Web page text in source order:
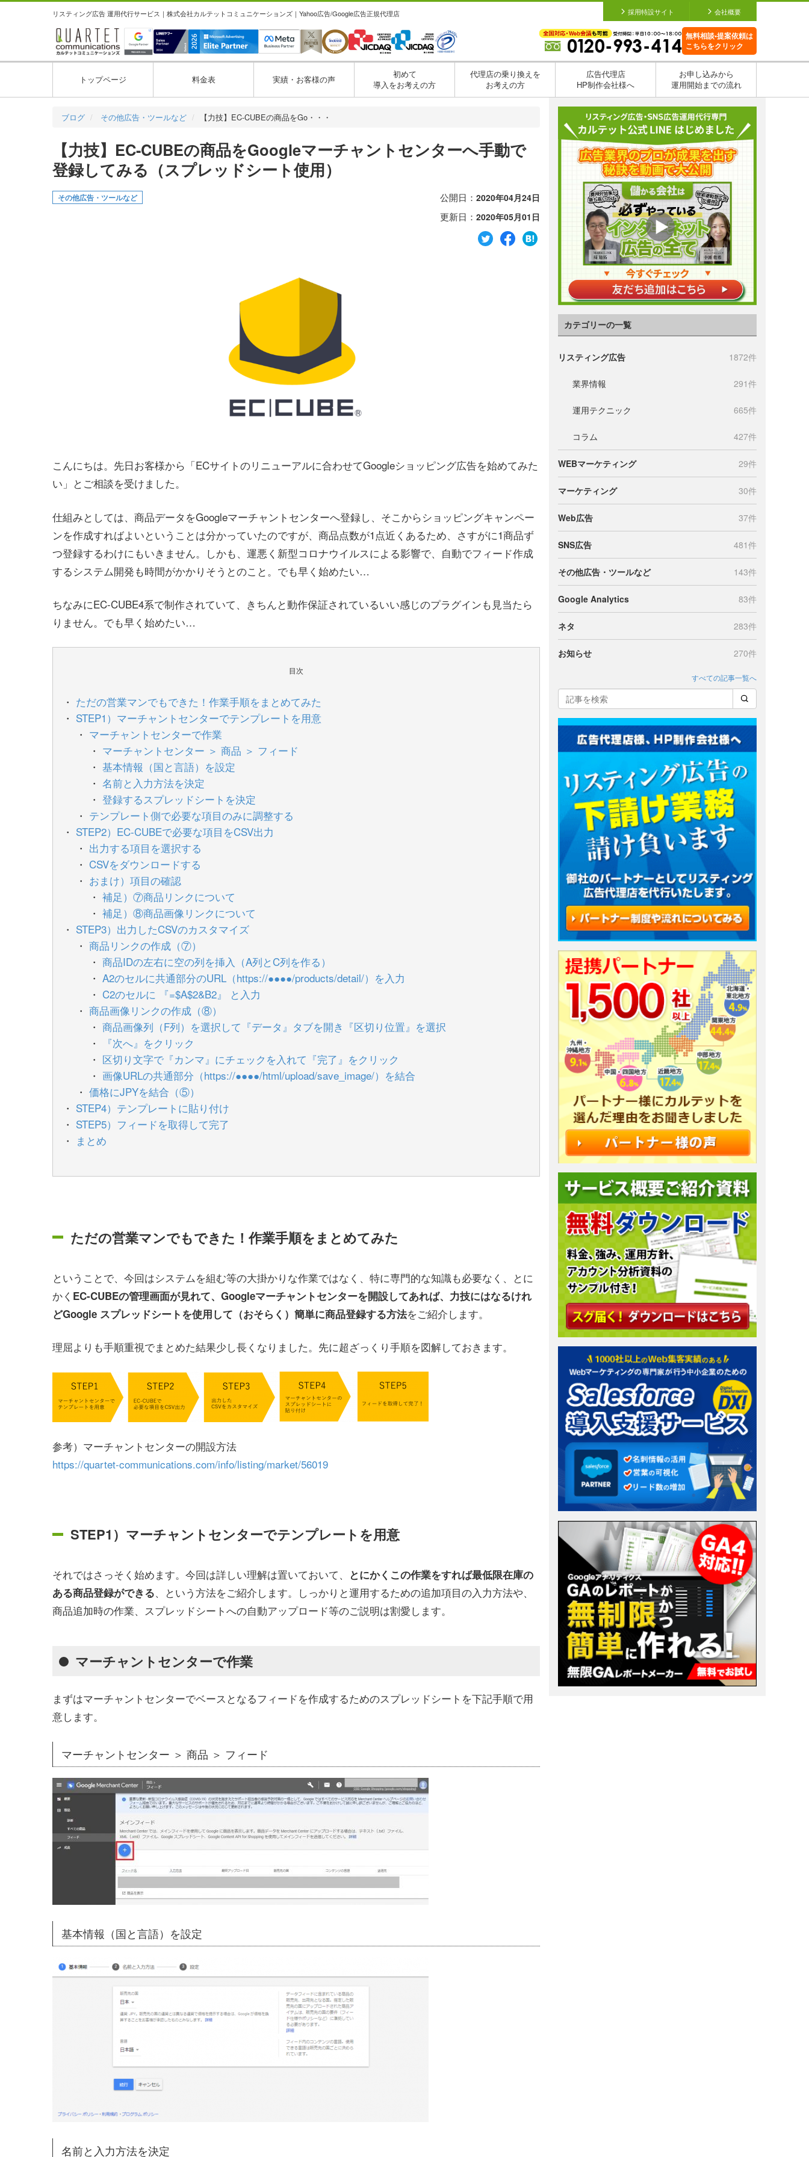
リスティング広告 運用代行サービス｜株式会社カルテットコミュニケーションズ｜Yahoo広告/Google広告正規代理店 採用特設サイト 会社概要
無料相談•提案依頼は
こちらをクリック
トップページ 料金表 実績・お客様の声
初めて
導入をお考えの方
代理店の乗り換えを
お考えの方
広告代理店
HP制作会社様へ
お申し込みから
運用開始までの流れ
ブログ その他広告・ツールなど 【力技】EC-CUBEの商品をGo・・・
【力技】EC-CUBEの商品をGoogleマーチャントセンターへ手動で
登録してみる（スプレッドシート使用）
その他広告・ツールなど 公開日： 2020年04月24日
更新日： 2020年05月01日
こんにちは。先日お客様から「ECサイトのリニューアルに合わせてGoogleショッピング広告を始めてみた
い」とご相談を受けました。
仕組みとしては、商品データをGoogleマーチャントセンターへ登録し、そこからショッピングキャンペー
ンを作成すればよいということは分かっていたのですが、商品点数が1点近くあるため、さすがに1商品ず
つ登録するわけにもいきません。しかも、運悪く新型コロナウイルスによる影響で、自動でフィード作成
するシステム開発も時間がかかりそうとのこと。でも早く始めたい…
ちなみにEC-CUBE4系で制作されていて、きちんと動作保証されているいい感じのプラグインも見当たら
りません。でも早く始めたい…
目次
ただの営業マンでもできた！作業手順をまとめてみた
STEP1）マーチャントセンターでテンプレートを用意
マーチャントセンターで作業
マーチャントセンター ＞ 商品 ＞ フィード
基本情報（国と言語）を設定
名前と入力方法を決定
登録するスプレッドシートを決定
テンプレート側で必要な項目のみに調整する
STEP2）EC-CUBEで必要な項目をCSV出力
出力する項目を選択する
CSVをダウンロードする
おまけ）項目の確認
補足）⑦商品リンクについて
補足）⑧商品画像リンクについて
STEP3）出力したCSVのカスタマイズ
商品リンクの作成（⑦）
商品IDの左右に空の列を挿入（A列とC列を作る）
A2のセルに共通部分のURL（https://●●●●/products/detail/）を入力
C2のセルに 『=$A$2&B2』 と入力
商品画像リンクの作成（⑧）
商品画像列（F列）を選択して『データ』タブを開き『区切り位置』を選択
『次へ』をクリック
区切り文字で『カンマ』にチェックを入れて『完了』をクリック
画像URLの共通部分（https://●●●●/html/upload/save_image/）を結合
価格にJPYを結合（⑤）
STEP4）テンプレートに貼り付け
STEP5）フィードを取得して完了
まとめ
ただの営業マンでもできた！作業手順をまとめてみた
ということで、今回はシステムを組む等の大掛かりな作業ではなく、特に専門的な知識も必要なく、とに
かく EC-CUBEの管理画面が見れて、Googleマーチャントセンターを開設してあれば、力技にはなるけれ
どGoogle スプレッドシートを使用して（おそらく）簡単に商品登録する方法をご紹介します。
理屈よりも手順重視でまとめた結果少し長くなりました。先に超ざっくり手順を図解しておきます。
参考）マーチャントセンターの開設方法
https://quartet-communications.com/info/listing/market/56019
STEP1）マーチャントセンターでテンプレートを用意
それではさっそく始めます。今回は詳しい理解は置いておいて、
とにかくこの作業をすれば最低限在庫の
ある商品登録ができる、という方法をご紹介します。しっかりと運用するための追加項目の入力方法や、
商品追加時の作業、スプレッドシートへの自動アップロード等のご説明は割愛します。
マーチャントセンターで作業
まずはマーチャントセンターでベースとなるフィードを作成するためのスプレッドシートを下記手順で用
意します。
マーチャントセンター ＞ 商品 ＞ フィード
基本情報（国と言語）を設定
名前と入力方法を決定
カテゴリーの一覧
リスティング広告 1872件
業界情報 291件
運用テクニック 665件
コラム 427件
WEBマーケティング 29件
マーケティング 30件
Web広告 37件
SNS広告 481件
その他広告・ツールなど 143件
Google Analytics 83件
ネタ 283件
お知らせ 270件
すべての記事一覧へ